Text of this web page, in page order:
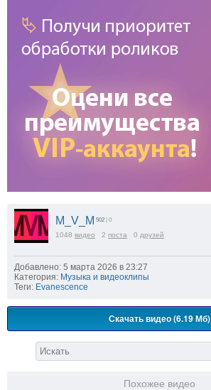
M_V_M 502 | 0
1048 видео 2 поста 0 друзей
Добавлено: 5 марта 2026 в 23:27
Категория: Музыка и видеоклипы
Теги: Evanescence
Скачать видео (6.19 Мб)
Похожее видео